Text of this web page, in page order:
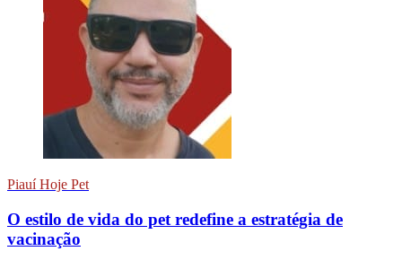
Piauí Hoje Pet
O estilo de vida do pet redefine a estratégia de
vacinação